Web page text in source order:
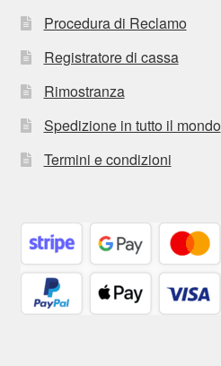
Procedura di Reclamo
Registratore di cassa
Rimostranza
Spedizione in tutto il mondo
Termini e condizioni